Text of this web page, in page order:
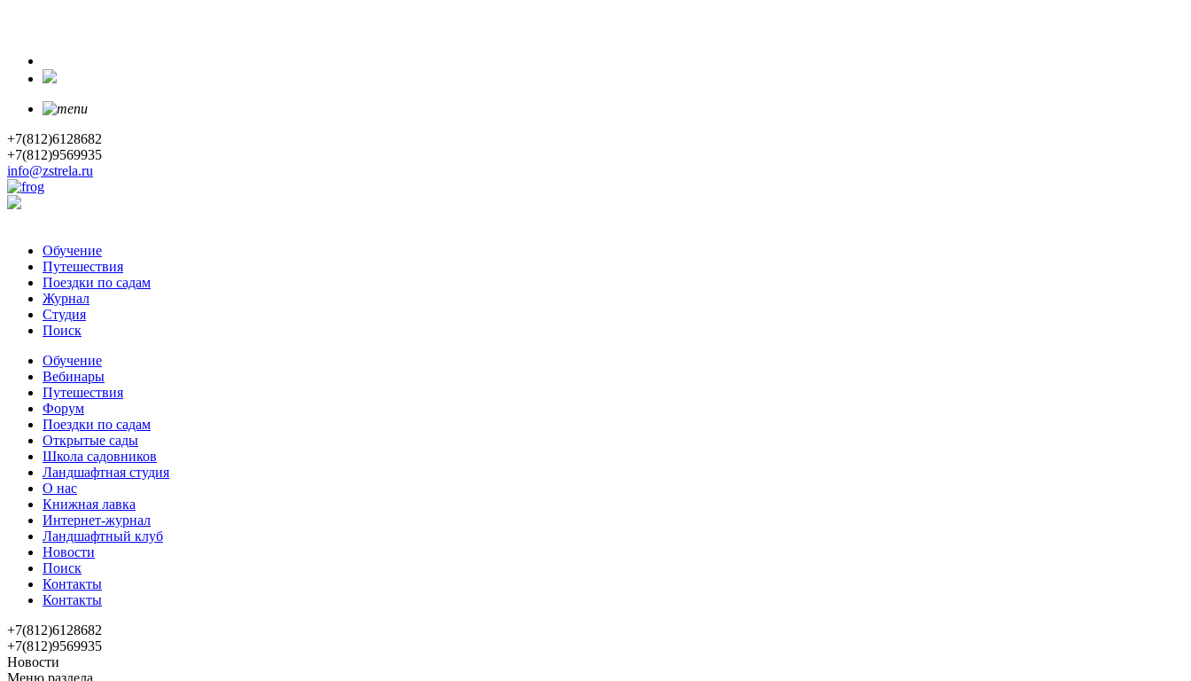
+7(812)6128682
+7(812)9569935
info@zstrela.ru
Обучение
Путешествия
Поездки по садам
Журнал
Студия
Поиск
Обучение
Вебинары
Путешествия
Форум
Поездки по садам
Открытые сады
Школа садовников
Ландшафтная студия
О нас
Книжная лавка
Интернет-журнал
Ландшафтный клуб
Новости
Поиск
Контакты
Контакты
+7(812)6128682
+7(812)9569935
Новости
Меню раздела